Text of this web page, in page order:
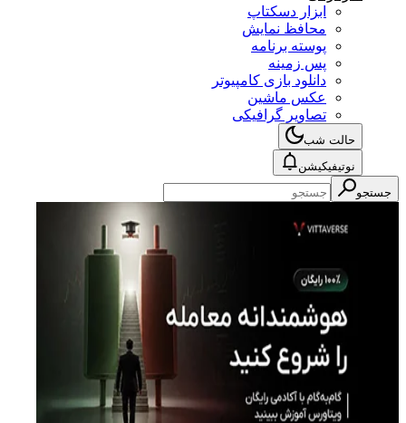
ابزار دسکتاپ
محافظ نمایش
پوسته برنامه
پس زمینه
دانلود بازی کامپیوتر
عکس ماشین
تصاویر گرافیکی
حالت شب
نوتیفیکیشن
جستجو